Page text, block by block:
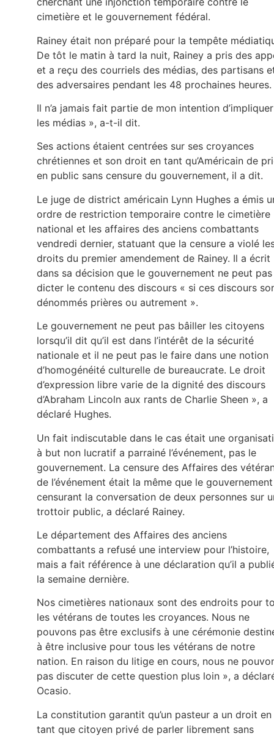
cimetière et le gouvernement fédéral.
Rainey était non préparé pour la tempête
De tôt le matin à tard la nuit, Rainey a pris des
et a reçu des courriels des médias, des partisans
des adversaires pendant les 48 prochaines heures.
Il n’a jamais fait partie de mon intention d’impliquer
les médias », a-t-il dit.
Ses actions étaient centrées sur ses croyances
chrétiennes et son droit en tant qu’Américain de
en public sans censure du gouvernement, il a dit.
Le juge de district américain Lynn Hughes a émis
ordre de restriction temporaire contre le cimetière
national et les affaires des anciens combattants
vendredi dernier, statuant que la censure a violé
droits du premier amendement de Rainey. Il a écrit
dans sa décision que le gouvernement ne peut pas
dicter le contenu des discours « si ces discours
dénommés prières ou autrement ».
Le gouvernement ne peut pas bâiller les citoyens
lorsqu’il dit qu’il est dans l’intérêt de la sécurité
nationale et il ne peut pas le faire dans une notion
d’homogénéité culturelle de bureaucrate. Le droit
d’expression libre varie de la dignité des discours
d’Abraham Lincoln aux rants de Charlie Sheen », a
déclaré Hughes.
Un fait indiscutable dans le cas était une
à but non lucratif a parrainé l’événement, pas le
gouvernement. La censure des Affaires des
de l’événement était la même que le gouvernement
censurant la conversation de deux personnes sur
trottoir public, a déclaré Rainey.
Le département des Affaires des anciens
combattants a refusé une interview pour l’histoire,
mais a fait référence à une déclaration qu’il a
la semaine dernière.
Nos cimetières nationaux sont des endroits pour
les vétérans de toutes les croyances. Nous ne
pouvons pas être exclusifs à une cérémonie
à être inclusive pour tous les vétérans de notre
nation. En raison du litige en cours, nous ne
pas discuter de cette question plus loin », a
Ocasio.
La constitution garantit qu’un pasteur a un droit en
tant que citoyen privé de parler librement sans